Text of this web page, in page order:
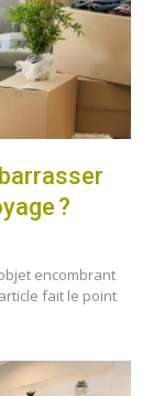
?
encombrant
fait le point